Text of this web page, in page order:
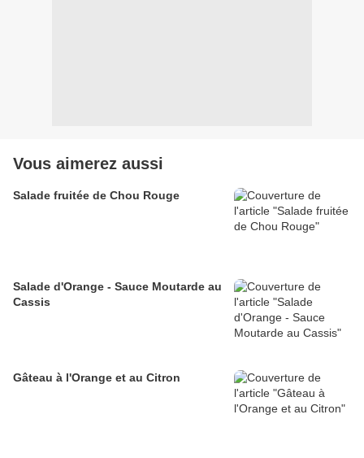
Vous aimerez aussi
Salade fruitée de Chou Rouge
Salade d'Orange - Sauce Moutarde au
Cassis
Gâteau à l'Orange et au Citron